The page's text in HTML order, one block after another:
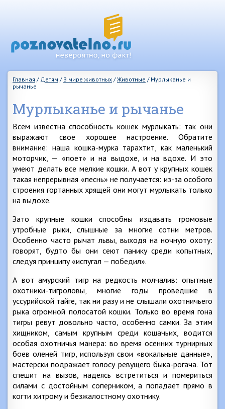
Главная / Детям / В мире животных /Животные / Мурлыканье и
рычанье
Мурлыканье и рычанье
Всем известна способность кошек мурлыкать: так они
выражают свое хорошее настроение. Обратите
внимание: наша кошка-мурка тарахтит, как маленький
моторчик, — «поет» и на выдохе, и на вдохе. И это
умеют делать все мелкие кошки. А вот у крупных кошек
такая непрерывная «песнь» не получается: из-за особого
строения гортанных хрящей они могут мурлыкать только
на выдохе.
Зато крупные кошки способны издавать громовые
утробные рыки, слышные за многие сотни метров.
Особенно часто рычат львы, выходя на ночную охоту:
говорят, будто бы они сеют панику среди копытных,
следуя принципу «испугал — победил».
А вот амурский тигр на редкость молчалив: опытные
охотники-тигроловы, многие годы проведшие в
уссурийской тайге, так ни разу и не слышали охотничьего
рыка огромной полосатой кошки. Только во время гона
тигры ревут довольно часто, особенно самки. За этим
хищником, самым крупным среди кошачьих, водится
особая охотничья манера: во время осенних турнирных
боев оленей тигр, используя свои «вокальные данные»,
мастерски подражает голосу ревущего быка-рогача. Тот
спешит на вызов, надеясь встретиться и помериться
силами с достойным соперником, а попадает прямо в
когти хитрому и безжалостному охотнику.